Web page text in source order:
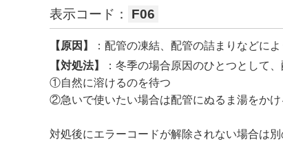
表示コード： F06
【原因】
：配管の凍結、配管の詰まりなどに
【対処法】
：冬季の場合原因のひとつとして
①自然に溶けるのを待つ
②急いで使いたい場合は配管にぬるま湯をかけ
対処後にエラーコードが解除されない場合は別